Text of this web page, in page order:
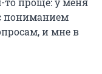
пониманием
и мне в